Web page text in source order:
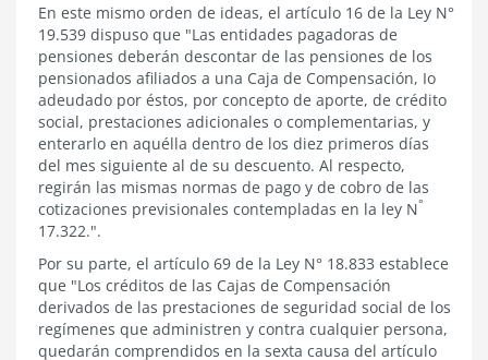
En este mismo orden de ideas, el artículo 16 de la Ley N°
19.539 dispuso que "Las entidades pagadoras de
pensiones deberán descontar de las pensiones de los
pensionados afiliados a una Caja de Compensación, Io
adeudado por éstos, por concepto de aporte, de crédito
social, prestaciones adicionales o complementarias, y
enterarlo en aquélla dentro de los diez primeros días
del mes siguiente al de su descuento. Al respecto,
regirán las mismas normas de pago y de cobro de las
cotizaciones previsionales contempladas en la ley N°
17.322.".
Por su parte, el artículo 69 de la Ley N° 18.833 establece
que "Los créditos de las Cajas de Compensación
derivados de las prestaciones de seguridad social de los
regímenes que administren y contra cualquier persona,
quedarán comprendidos en la sexta causa del artículo